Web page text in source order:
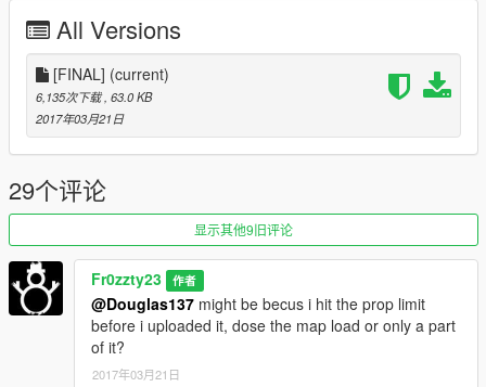
https://sv.gta5-mods.com/scripts/simple-zombies )
4. Extract ZA swamp.xml into your game folder
5. When in game open map editor and load AZ swamp
-------------------------------------------------------------------
Changelog
+added a smal swamp town
*Final*
+added a abandoned theme park
All Versions
[FINAL] (current)
6,135次下载 , 63.0 KB
2017年03月21日
29个评论
显示其他9旧评论
Fr0zzty23 作者
@Douglas137 might be becus i hit the prop limit
before i uploaded it, dose the map load or only a part
of it?
2017年03月21日